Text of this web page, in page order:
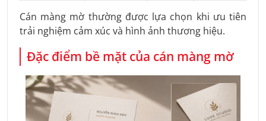
Cán màng mờ thường được lựa chọn khi ưu tiên
trải nghiệm cảm xúc và hình ảnh thương hiệu.
Đặc điểm bề mặt của cán màng mờ